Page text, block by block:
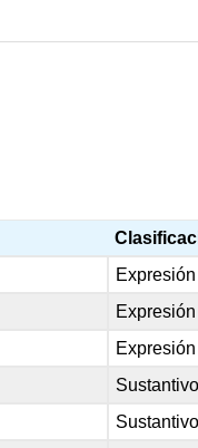
Expresión
Expresión
Expresión
Sustantivo
Sustantivo